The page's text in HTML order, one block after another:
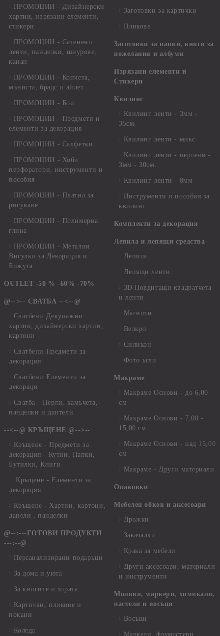
ПРОМОЦИИ - Дизайнерски
хартии, изрязани елементи,
стикери
ПРОМОЦИИ - Сатенени
ленти, панделки, шнурове,
канап
ПРОМОЦИИ - Копчета,
мъниста, брадс и айлет
ПРОМОЦИИ - Бои
ПРОМОЦИИ - Предмети и
елементи за декорация
ПРОМОЦИИ - Салфетки
ПРОМОЦИИ - Хоби
перфоратори, инструменти и
пособия
ПРОМОЦИИ - Платна за
рисуване
ПРОМОЦИИ - Полимерна
глина
ПРОМОЦИИ - Метални
Висулки за Декорация и
Бижута
OUTLET -50 % -60% -70%
@-->-- СВАТБА --<--@
Сватбени Декупажни
хартии, дизайнерски хартии,
картони
Сватбени Предмети за
декорация
Сватбени Елементи за
декораци
Сватба - Перли, камъчета,
панделки и дантели
--<--@ КРЪЩЕНЕ @-->--
Кръщене - Предмети за
декорация - Кутии, Папки,
Бутилки, Книги
Кръщене - Елементи за
декорация
Кръщене - Хартии, картони,
данели , панделки
@--:---ГОТОВИ ПРОДУКТИ
---:--@
Персанализирани подаръци
За дома и уюта
За книгите и хората
Картички, пликове и
покани
Коледа
Заготовки за картички
Пликове
Заготовки за папки, книги за
пожелания и албуми
Изрязани елементи и
Стикери
Квилинг
Квилинг ленти - 3мм -
35см.
Квилинг ленти - микс
Квилинг ленти - перлени -
3мм - 30см.
Квилинг ленти - 8мм
Инструменти и пособия за
квилинг
Комплекти за декорация
Лепила и лепящи средства
Лепила
Лепящи ленти
3D Повдигащи квадратчета
и ленти
Магнити
Велкро
Силикон
Фото ъгли
Макраме
Макраме Основи - до 6,00
см
Макраме Основи - 7,00 -
15,00 см
Макраме Основи - над 15,00
см
Макраме - Други материали
Опаковки
Мебелен обков и аксесоари
Дръжки
Закачалки
Крака за мебели
Други аксесоари, материали
и инструменти
Моливи, маркери, химикали,
пастели и восъци
Восъци
Маркери, флумастери,